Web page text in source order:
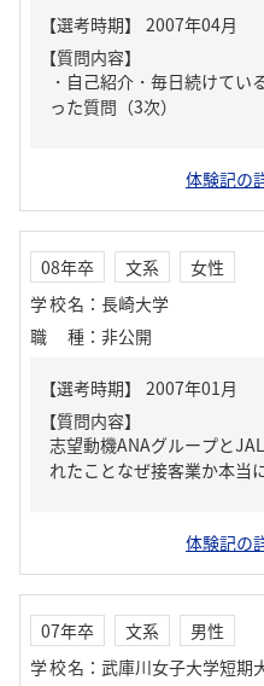
【質問内容】
・自己紹介・毎日続けて
った質問（3次）
体験記の
08年卒 文系
女性
学校名 ： 長崎大学
職種 ： 非公開
【質問内容】
志望動機ANAグループと
れたことなぜ接客業か本当
体験記の
07年卒 文系
男性
学校名 ： 武庫川女子大学短期